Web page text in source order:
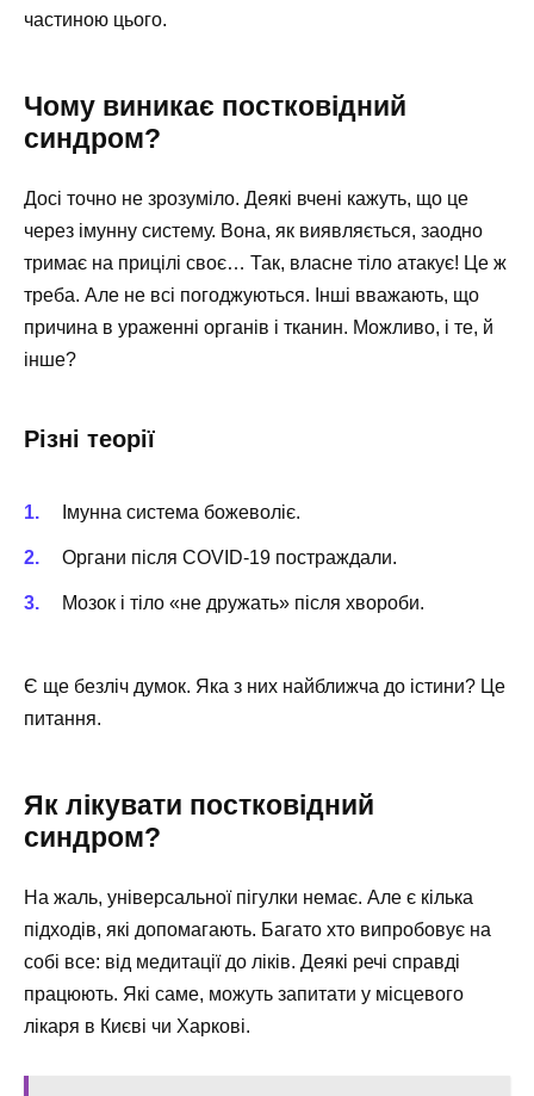
частиною цього.
Чому виникає постковідний
синдром?
Досі точно не зрозуміло. Деякі вчені кажуть, що це
через імунну систему. Вона, як виявляється, заодно
тримає на прицілі своє… Так, власне тіло атакує! Це ж
треба. Але не всі погоджуються. Інші вважають, що
причина в ураженні органів і тканин. Можливо, і те, й
інше?
Різні теорії
Імунна система божеволіє.
Органи після COVID-19 постраждали.
Мозок і тіло «не дружать» після хвороби.
Є ще безліч думок. Яка з них найближча до істини? Це
питання.
Як лікувати постковідний
синдром?
На жаль, універсальної пігулки немає. Але є кілька
підходів, які допомагають. Багато хто випробовує на
собі все: від медитації до ліків. Деякі речі справді
працюють. Які саме, можуть запитати у місцевого
лікаря в Києві чи Харкові.